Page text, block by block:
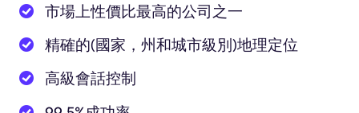
市場上性價比最高的公司之一
精確的(國家，州和城市級別)地理定位
高級會話控制